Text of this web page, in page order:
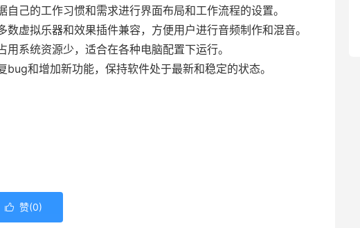
己的工作习惯和需求进行界面布局和工作流程的设置。
虚拟乐器和效果插件兼容，方便用户进行音频制作和混音。
系统资源少，适合在各种电脑配置下运行。
和增加新功能，保持软件处于最新和稳定的状态。
 赞(0)